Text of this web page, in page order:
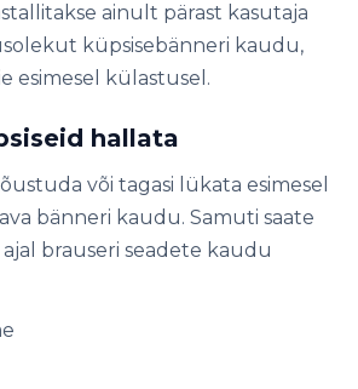
ainult pärast kasutaja
küpsisebänneri kaudu,
esimesel külastusel.
hallata
või tagasi lükata esimesel
bänneri kaudu. Samuti saate
brauseri seadete kaudu